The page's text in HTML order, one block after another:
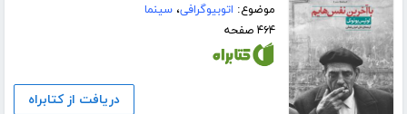
موضوع: اتوبیوگرافی،سینما
۴۶۴ صفحه
دریافت از کتابراه